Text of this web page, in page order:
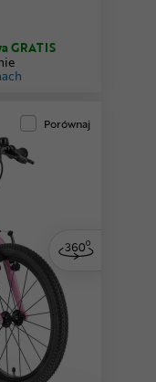
GRATIS
Porównaj